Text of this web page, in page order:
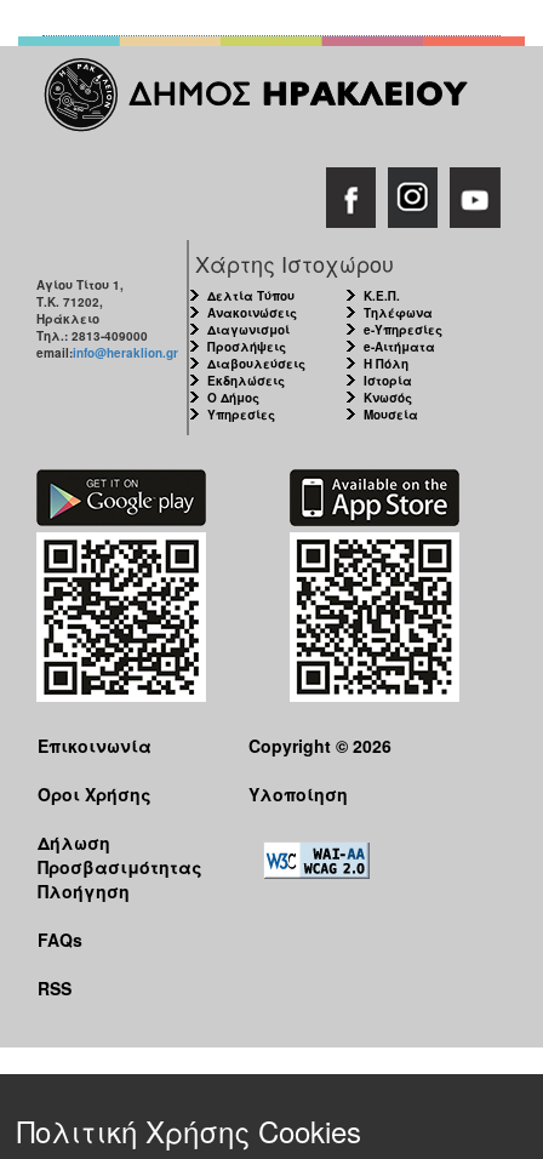
Αγίου Τίτου 1,
Τ.Κ. 71202,
Ηράκλειο
Τηλ.: 2813-409000
email:info@heraklion.gr
Χάρτης Ιστοχώρου
Δελτία Τύπου
Ανακοινώσεις
Διαγωνισμοί
Προσλήψεις
Διαβουλεύσεις
Εκδηλώσεις
Ο Δήμος
Υπηρεσίες
Κ.Ε.Π.
Τηλέφωνα
e-Υπηρεσίες
e-Αιτήματα
Η Πόλη
Ιστορία
Κνωσός
Μουσεία
Επικοινωνία
Όροι Χρήσης
Δήλωση
Προσβασιμότητας
Πλοήγηση
FAQs
RSS
Copyright © 2026
Υλοποίηση
Πολιτική Χρήσης Cookies